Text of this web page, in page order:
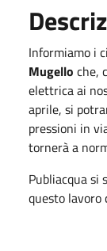
Informiamo i
Mugello che,
elettrica ai
aprile, si
pressioni in
tornerà a
Publiacqua si
questo lavoro